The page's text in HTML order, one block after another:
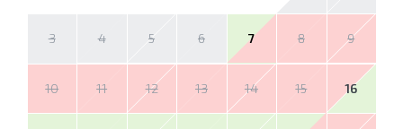
3 4 5 6 7 8 9
10 11 12 13 14 15 16